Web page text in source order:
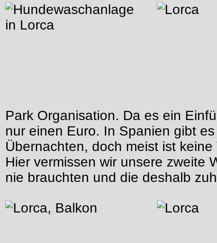
Park Organisation. Da es ein
nur einen Euro. In Spanien gibt
Übernachten, doch meist ist
Hier vermissen wir unsere zweite
nie brauchten und die deshalb